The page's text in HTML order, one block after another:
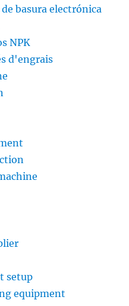
basura electrónica
NPK
d'engrais
setup
equipment